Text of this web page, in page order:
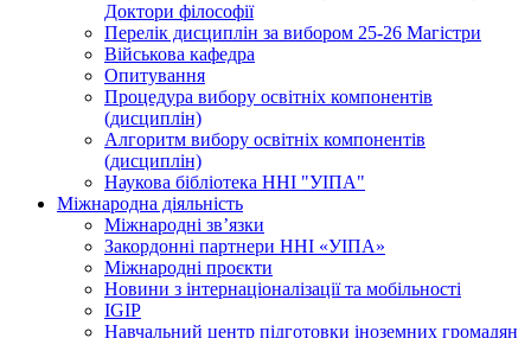
Доктори філософії
Перелік дисциплін за вибором 25-26 Магістри
Військова кафедра
Опитування
Процедура вибору освітніх компонентів
(дисциплін)
Алгоритм вибору освітніх компонентів
(дисциплін)
Наукова бібліотека ННІ "УІПА"
Міжнародна діяльність
Міжнародні зв’язки
Закордонні партнери ННІ «УІПА»
Міжнародні проєкти
Новини з інтернаціоналізації та мобільності
IGIP
Навчальний центр підготовки іноземних громадян